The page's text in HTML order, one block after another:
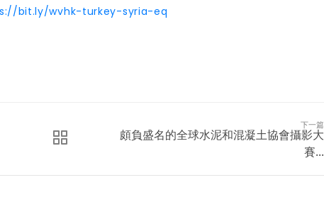
bit.ly/wvhk-turkey-syria-eq
下一篇
頗負盛名的全球水泥和混凝土協會攝影大
賽...